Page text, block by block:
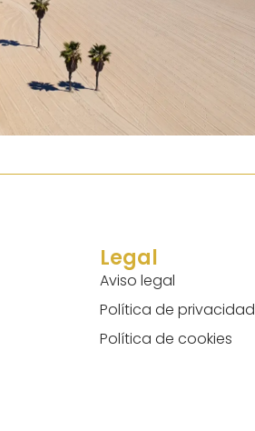
Legal
Aviso legal
Política de privacidad
Política de cookies